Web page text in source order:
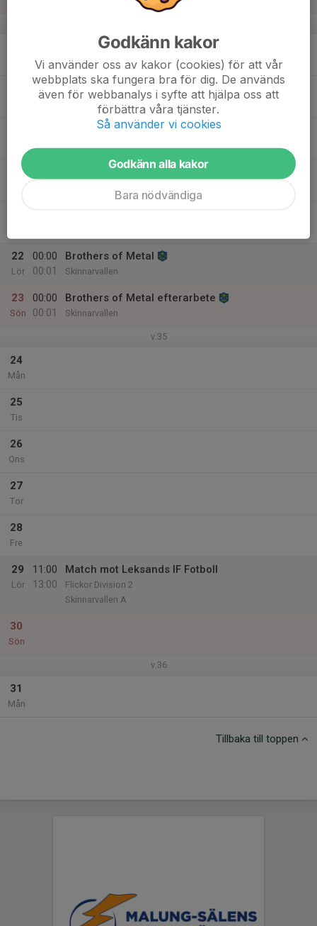
20 Brothers of Metal
22
Lör
00:00
00:01
Brothers of Metal
Skinnarvallen
23
Sön
00:00
00:01
Brothers of Metal efterarbete
Skinnarvallen
v.35
24
Mån
25
Tis
26
Ons
27
Tor
28
Fre
29
Lör
11:00
13:00
Match mot Leksands IF Fotboll
Flickor Division 2
Skinnarvallen A
30
Sön
v.36
31
Mån
Tillbaka till toppen
Godkänn kakor
Vi använder oss av kakor (cookies) för att vår
webbplats ska fungera bra för dig. De används
även för webbanalys i syfte att hjälpa oss att
förbättra våra tjänster.
Så använder vi cookies
Godkänn alla kakor
Bara nödvändiga